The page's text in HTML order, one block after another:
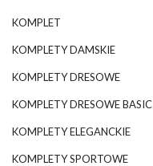
KOMPLET
KOMPLETY DAMSKIE
KOMPLETY DRESOWE
KOMPLETY DRESOWE BASIC
KOMPLETY ELEGANCKIE
KOMPLETY SPORTOWE